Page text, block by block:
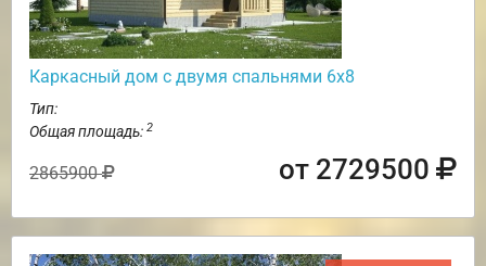
Каркасный дом с двумя спальнями 6х8
Тип:
Общая площадь: 2
2865900 от 2729500